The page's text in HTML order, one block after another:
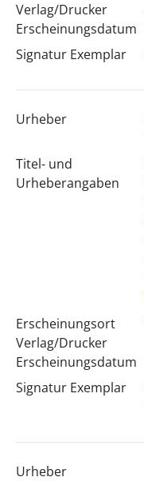
Verlag/Drucker
Erscheinungsdatum
Signatur Exemplar
Urheber
Titel- und
Urheberangaben
Erscheinungsort
Verlag/Drucker
Erscheinungsdatum
Signatur Exemplar
Urheber